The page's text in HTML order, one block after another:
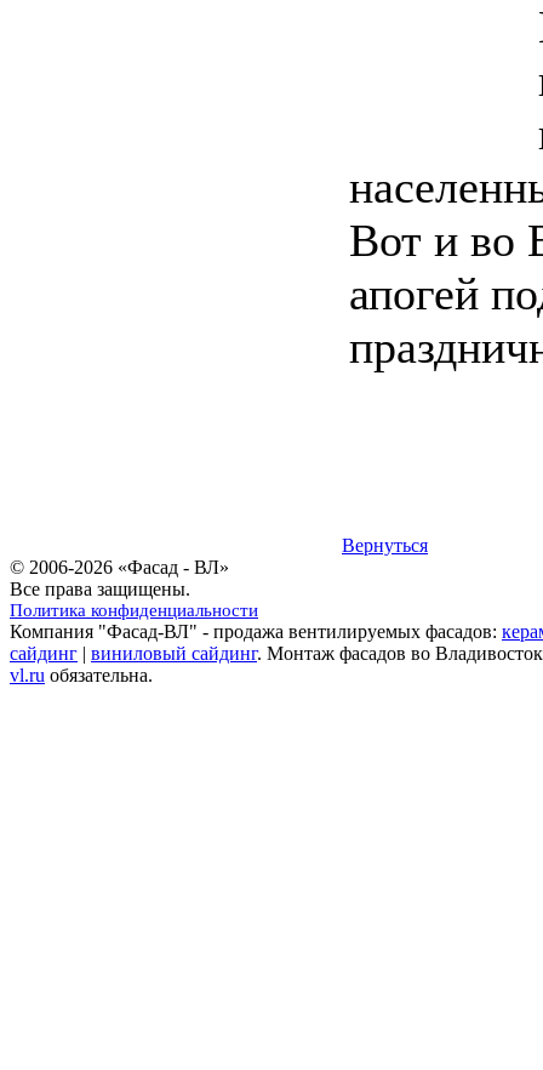
Вот и во
апогей
Вернуться
© 2006-2026 «Фасад - ВЛ»
Все права защищены.
Политика конфиденциальности
Компания "Фасад-ВЛ" - продажа вентилируемых фасадов:
сайдинг | виниловый сайдинг. Монтаж фасадов во
vl.ru обязательна.